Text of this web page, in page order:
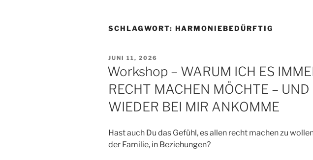
SCHLAGWORT: HARMONIEBEDÜRFTIG
VERÖFFENTLICHT
AM
JUNI 11, 2026
Workshop – WARUM ICH ES
RECHT MACHEN MÖCHTE – UND
WIEDER BEI MIR ANKOMME
Hast auch Du das Gefühl, es allen recht machen zu
der Familie, in Beziehungen?